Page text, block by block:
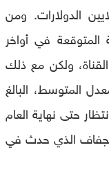
الدولارات. ومن
المتوقعة في أواخر
ولكن مع ذلك
المتوسط، البالغ
حتى نهاية العام
الجفاف الذي حدث في